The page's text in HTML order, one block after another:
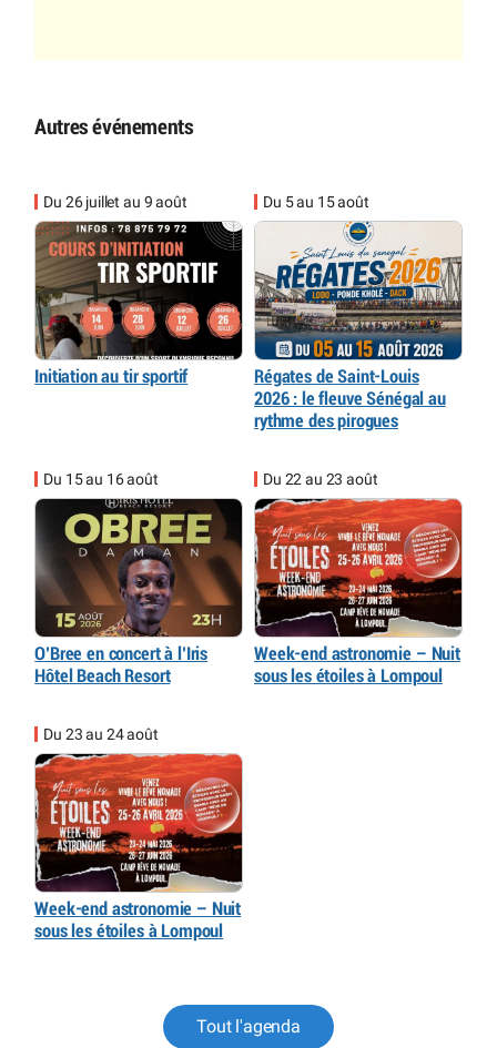
Autres événements
Du 26 juillet au 9 août
Initiation au tir sportif
Du 5 au 15 août
Régates de Saint-Louis
2026 : le fleuve Sénégal au
rythme des pirogues
Du 15 au 16 août
O’Bree en concert à l’Iris
Hôtel Beach Resort
Du 22 au 23 août
Week-end astronomie – Nuit
sous les étoiles à Lompoul
Du 23 au 24 août
Week-end astronomie – Nuit
sous les étoiles à Lompoul
Tout l'agenda